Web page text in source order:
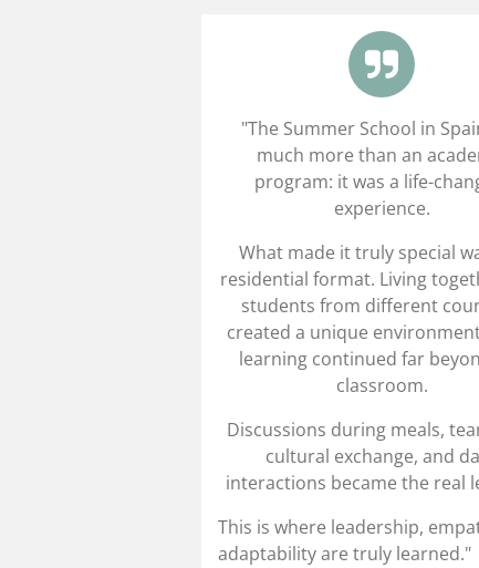
"The Summer School in
much more than an
program: it was a life-
experience.
What made it truly special
residential format. Living
students from different
created a unique
learning continued far
classroom.
Discussions during meals,
cultural exchange, and
interactions became the real
This is where leadership,
adaptability are truly learned."